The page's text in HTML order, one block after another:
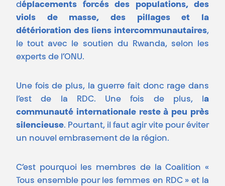
déplacements forcés des populations, des
viols de masse, des pillages et la
détérioration des liens intercommunautaires,
le tout avec le soutien du Rwanda, selon les
experts de l’ONU.
Une fois de plus, la guerre fait donc rage dans
l’est de la RDC. Une fois de plus, l a
communauté internationale reste à peu près
silencieuse. Pourtant, il faut agir vite pour éviter
un nouvel embrasement de la région.
C’est pourquoi les membres de la Coalition «
Tous ensemble pour les femmes en RDC » et la